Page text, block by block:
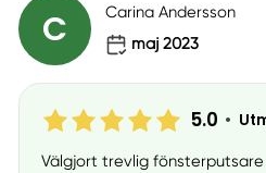
C
Carina Andersson
maj 2023
5.0 •
Välgjort trevlig